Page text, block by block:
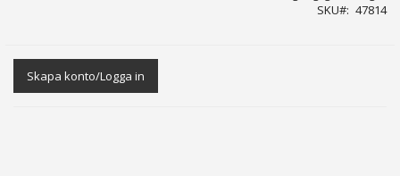
SKU
47814
Skapa konto/Logga in